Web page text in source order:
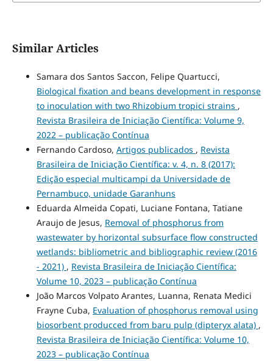
Similar Articles
Samara dos Santos Saccon, Felipe Quartucci,
Biological fixation and beans development in response
to inoculation with two Rhizobium tropici strains ,
Revista Brasileira de Iniciação Científica: Volume 9,
2022 – publicação Contínua
Fernando Cardoso, Artigos publicados , Revista
Brasileira de Iniciação Científica: v. 4, n. 8 (2017):
Edição especial multicampi da Universidade de
Pernambuco, unidade Garanhuns
Eduarda Almeida Copati, Luciane Fontana, Tatiane
Araujo de Jesus, Removal of phosphorus from
wastewater by horizontal subsurface flow constructed
wetlands: bibliometric and bibliographic review (2016
- 2021) , Revista Brasileira de Iniciação Científica:
Volume 10, 2023 – publicação Contínua
João Marcos Volpato Arantes, Luanna, Renata Medici
Frayne Cuba, Evaluation of phosphorus removal using
biosorbent producced from baru pulp (dipteryx alata) ,
Revista Brasileira de Iniciação Científica: Volume 10,
2023 – publicação Contínua